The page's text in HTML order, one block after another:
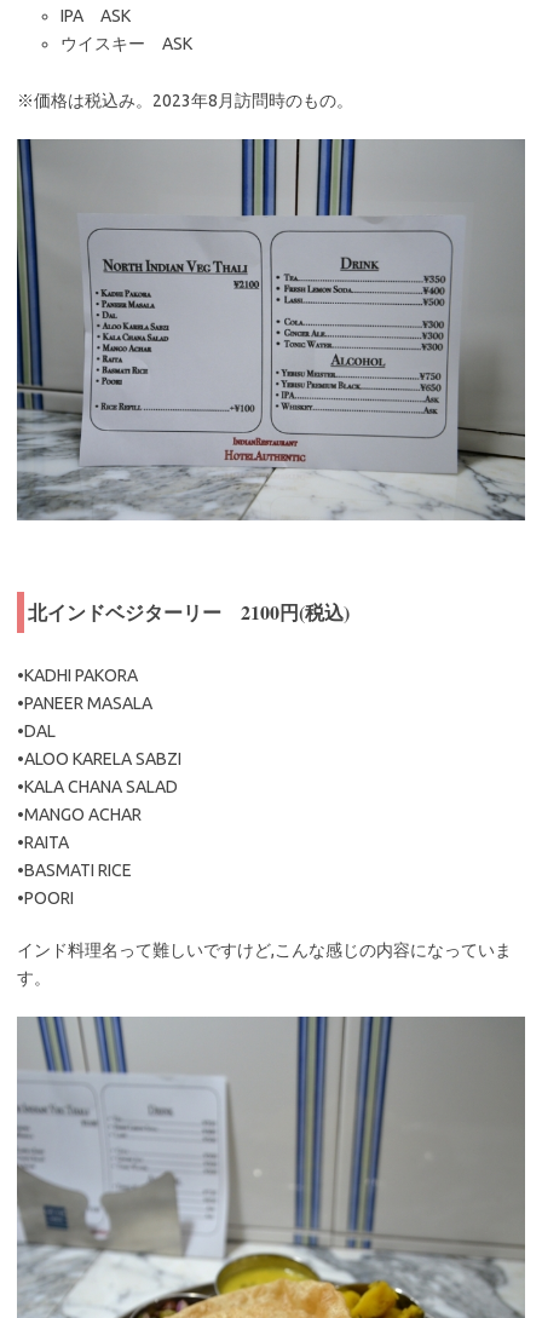
IPA ASK
ウイスキー ASK
※価格は税込み。2023年8月訪問時のもの。
北インドベジターリー 2100円(税込)
•KADHI PAKORA
•PANEER MASALA
•DAL
•ALOO KARELA SABZI
•KALA CHANA SALAD
•MANGO ACHAR
•RAITA
•BASMATI RICE
•POORI
インド料理名って難しいですけど,こんな感じの内容になっていま
す。